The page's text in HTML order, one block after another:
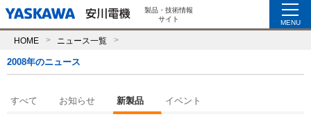
製品・技術情報
サイト
MENU
HOME ニュース一覧
2008年のニュース
すべて お知らせ 新製品 イベント